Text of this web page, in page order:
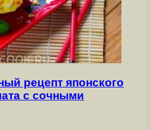
рецепт японского
с сочными